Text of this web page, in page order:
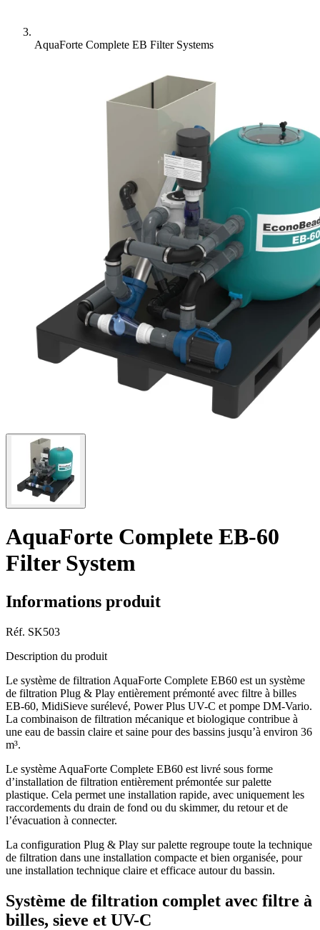
AquaForte Complete EB Filter Systems
AquaForte Complete EB-60
Filter System
Informations produit
Réf. SK503
Description du produit
Le système de filtration AquaForte Complete EB60 est un système
de filtration Plug & Play entièrement prémonté avec filtre à billes
EB-60, MidiSieve surélevé, Power Plus UV-C et pompe DM-Vario.
La combinaison de filtration mécanique et biologique contribue à
une eau de bassin claire et saine pour des bassins jusqu’à environ 36
m³.
Le système AquaForte Complete EB60 est livré sous forme
d’installation de filtration entièrement prémontée sur palette
plastique. Cela permet une installation rapide, avec uniquement les
raccordements du drain de fond ou du skimmer, du retour et de
l’évacuation à connecter.
La configuration Plug & Play sur palette regroupe toute la technique
de filtration dans une installation compacte et bien organisée, pour
une installation technique claire et efficace autour du bassin.
Système de filtration complet avec filtre à
billes, sieve et UV-C